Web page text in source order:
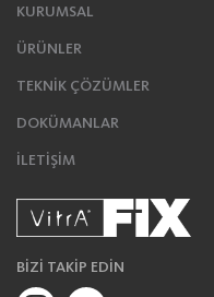
KURUMSAL
ÜRÜNLER
TEKNİK ÇÖZÜMLER
DOKÜMANLAR
İLETİŞİM
BİZİ TAKİP EDİN